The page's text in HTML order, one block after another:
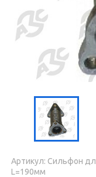
Артикул: Сильфон
L=190мм